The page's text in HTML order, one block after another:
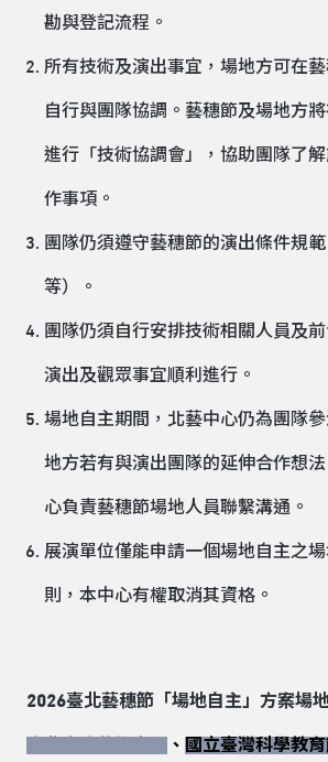
勘與登記流程。
所有技術及演出事宜，場地方可在
自行與團隊協調。藝穗節及場地方
進行「技術協調會」，協助團隊了
作事項。
團隊仍須遵守藝穗節的演出條件規
等）。
團隊仍須自行安排技術相關人員及
演出及觀眾事宜順利進行。
場地自主期間，北藝中心仍為團隊
地方若有與演出團隊的延伸合作想
心負責藝穗節場地人員聯繫溝通。
展演單位僅能申請一個場地自主之
則，本中心有權取消其資格。
2026臺北藝穗節「場地自主」方案場地
、 國立臺灣科學教